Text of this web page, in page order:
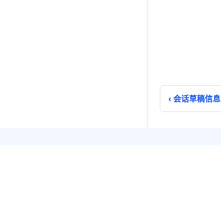
会话草稿信息